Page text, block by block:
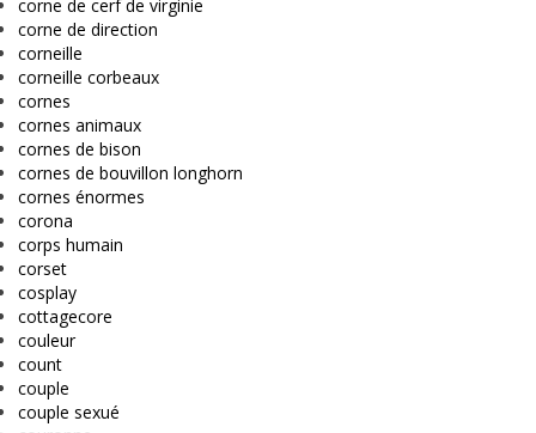
corne de cerf de virginie
corne de direction
corneille
corneille corbeaux
cornes
cornes animaux
cornes de bison
cornes de bouvillon longhorn
cornes énormes
corona
corps humain
corset
cosplay
cottagecore
couleur
count
couple
couple sexué